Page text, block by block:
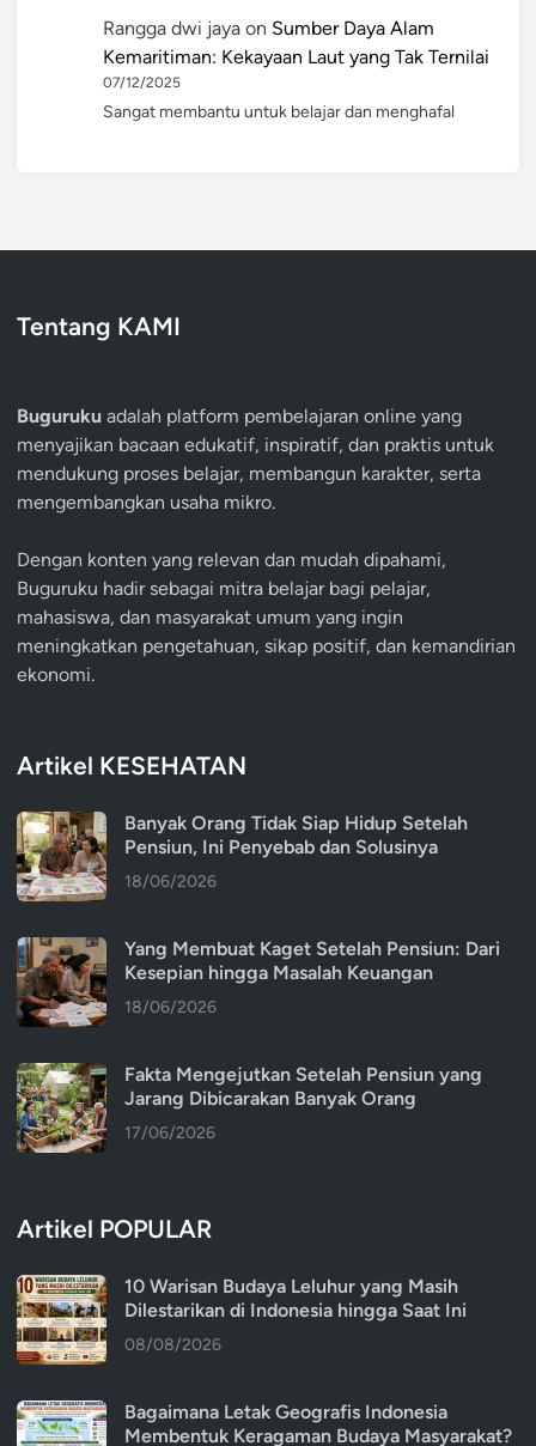
Rangga dwi jaya on Sumber Daya Alam
Kemaritiman: Kekayaan Laut yang Tak Ternilai
07/12/2025
Sangat membantu untuk belajar dan menghafal
Tentang KAMI
Buguruku adalah platform pembelajaran online yang
menyajikan bacaan edukatif, inspiratif, dan praktis untuk
mendukung proses belajar, membangun karakter, serta
mengembangkan usaha mikro.
Dengan konten yang relevan dan mudah dipahami,
Buguruku hadir sebagai mitra belajar bagi pelajar,
mahasiswa, dan masyarakat umum yang ingin
meningkatkan pengetahuan, sikap positif, dan kemandirian
ekonomi.
Artikel KESEHATAN
Banyak Orang Tidak Siap Hidup Setelah
Pensiun, Ini Penyebab dan Solusinya
18/06/2026
Yang Membuat Kaget Setelah Pensiun: Dari
Kesepian hingga Masalah Keuangan
18/06/2026
Fakta Mengejutkan Setelah Pensiun yang
Jarang Dibicarakan Banyak Orang
17/06/2026
Artikel POPULAR
10 Warisan Budaya Leluhur yang Masih
Dilestarikan di Indonesia hingga Saat Ini
08/08/2026
Bagaimana Letak Geografis Indonesia
Membentuk Keragaman Budaya Masyarakat?